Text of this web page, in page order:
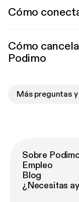
Cómo
Cómo
Podimo
Más preguntas
Sobre
Empleo
Blog
¿Necesitas